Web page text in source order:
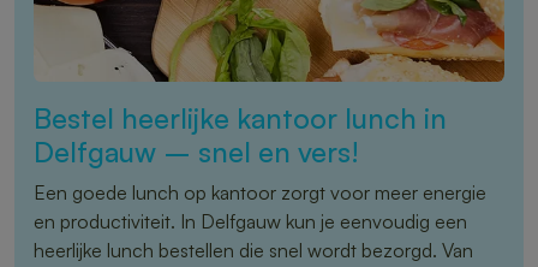
Bestel heerlijke kantoor lunch in
Delfgauw – snel en vers!
Een goede lunch op kantoor zorgt voor meer energie
en productiviteit. In Delfgauw kun je eenvoudig een
heerlijke lunch bestellen die snel wordt bezorgd. Van